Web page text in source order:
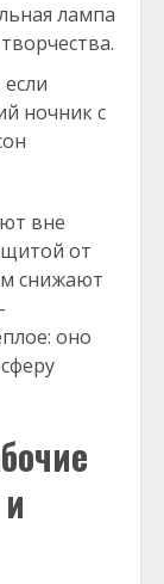
лампа
ночник с
вне
от
снижают
оно